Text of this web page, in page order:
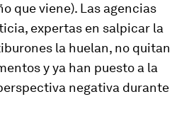
que viene). Las agencias
expertas en salpicar la
la huelan, no quitan
y ya han puesto a la
negativa durante